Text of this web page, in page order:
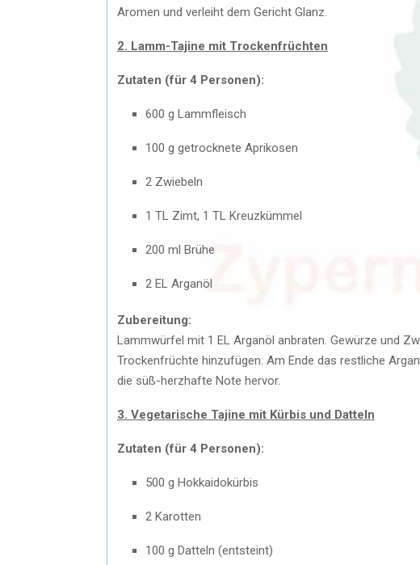
Aromen und verleiht dem Gericht Glanz.
2. Lamm-Tajine mit Trockenfrüchten
Zutaten (für 4 Personen):
600 g Lammfleisch
100 g getrocknete Aprikosen
2 Zwiebeln
1 TL Zimt, 1 TL Kreuzkümmel
200 ml Brühe
2 EL Arganöl
Zubereitung:
Lammwürfel mit 1 EL Arganöl anbraten. Gewürze und
Trockenfrüchte hinzufügen. Am Ende das restliche
die süß-herzhafte Note hervor.
3. Vegetarische Tajine mit Kürbis und Datteln
Zutaten (für 4 Personen):
500 g Hokkaidokürbis
2 Karotten
100 g Datteln (entsteint)